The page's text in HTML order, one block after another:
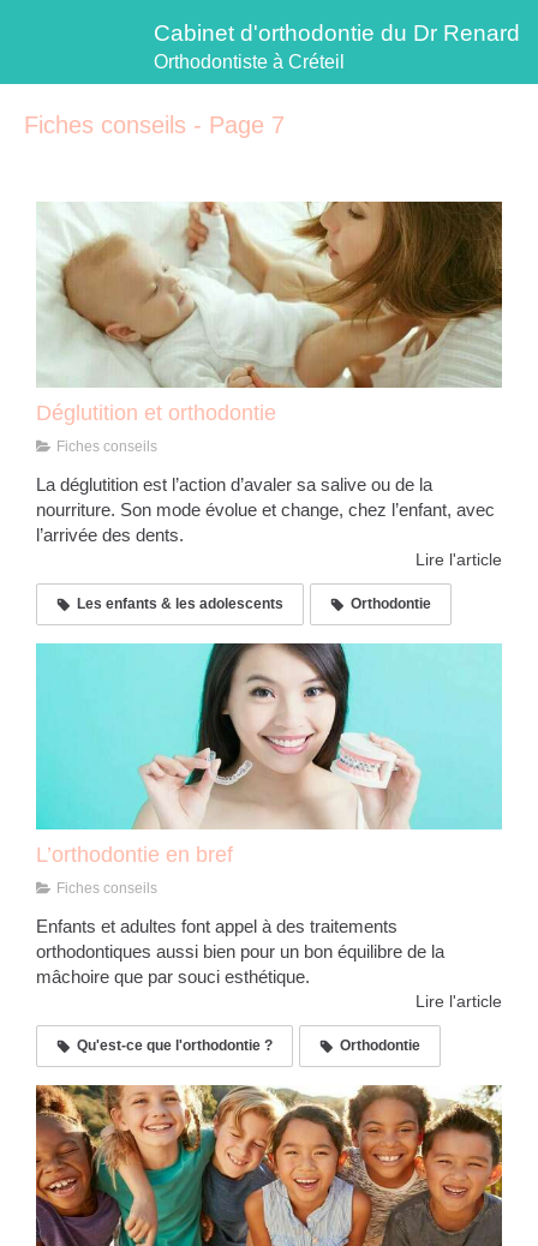
Cabinet d'orthodontie du Dr Renard
Orthodontiste à Créteil
Fiches conseils - Page 7
Déglutition et orthodontie
Fiches conseils
La déglutition est l’action d’avaler sa salive ou de la
nourriture. Son mode évolue et change, chez l’enfant, avec
l’arrivée des dents.
Lire l'article
Les enfants & les adolescents Orthodontie
L’orthodontie en bref
Fiches conseils
Enfants et adultes font appel à des traitements
orthodontiques aussi bien pour un bon équilibre de la
mâchoire que par souci esthétique.
Lire l'article
Qu'est-ce que l'orthodontie ? Orthodontie